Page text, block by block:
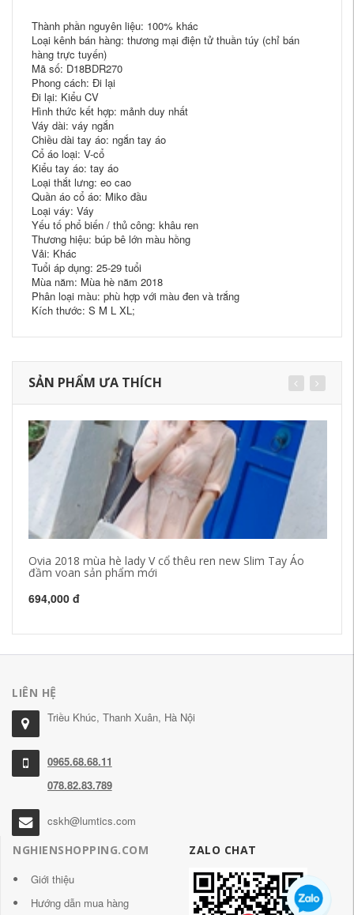
Thành phần nguyên liệu: 100% khác
Loại kênh bán hàng: thương mại điện tử thuần túy (chỉ bán
hàng trực tuyến)
Mã số: D18BDR270
Phong cách: Đi lại
Đi lại: Kiểu CV
Hình thức kết hợp: mảnh duy nhất
Váy dài: váy ngắn
Chiều dài tay áo: ngắn tay áo
Cổ áo loại: V-cổ
Kiểu tay áo: tay áo
Loại thắt lưng: eo cao
Quần áo cổ áo: Miko đầu
Loại váy: Váy
Yếu tố phổ biến / thủ công: khâu ren
Thương hiệu: búp bê lớn màu hồng
Vải: Khác
Tuổi áp dụng: 25-29 tuổi
Mùa năm: Mùa hè năm 2018
Phân loại màu: phù hợp với màu đen và trắng
Kích thước: S M L XL;
SẢN PHẨM ƯA THÍCH
Ovia 2018 mùa hè lady V cổ thêu ren new Slim Tay Áo
đầm voan sản phẩm mới
694,000 đ
LIÊN HỆ
Triều Khúc, Thanh Xuân, Hà Nội
0965.68.68.11
078.82.83.789
cskh@lumtics.com
NGHIENSHOPPING.COM
Giới thiệu
Hướng dẫn mua hàng
ZALO CHAT